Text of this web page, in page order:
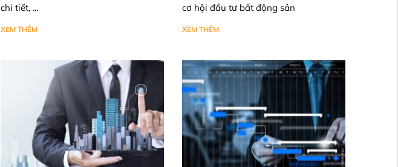
chi tiết, ...
XEM THÊM
cơ hội đầu tư bất động sản
XEM THÊM